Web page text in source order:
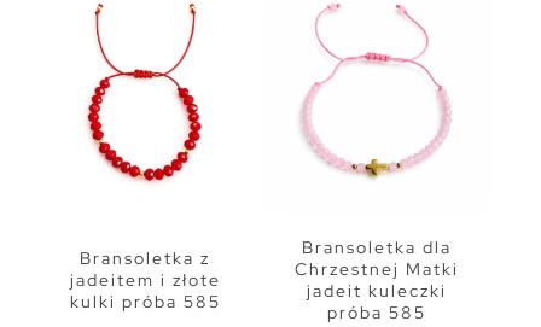
Bransoletka z
jadeitem i złote
kulki próba 585
Bransoletka dla
Chrzestnej Matki
jadeit kuleczki
próba 585